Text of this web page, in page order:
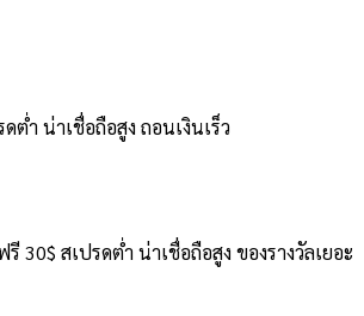
ต่ำ น่าเชื่อถือสูง ถอนเงินเร็ว
30$ สเปรดต่ำ น่าเชื่อถือสูง ของรางวัลเยอะ